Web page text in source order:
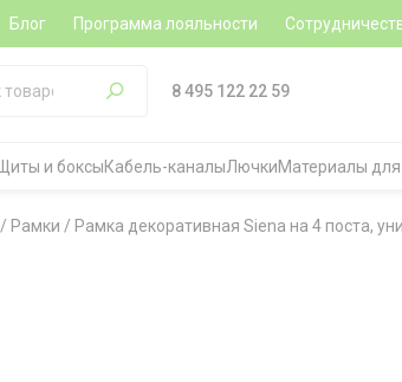
Блог Программа лояльности
8 495 122 22 59
Щиты и боксыКабель-каналыЛючкиМатериалы
/ Рамки / Рамка декоративная Siena на 4 поста,